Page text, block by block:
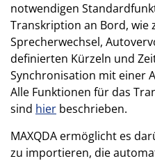
notwendigen
Transkription an Bord, wie
Sprecherwechsel,
definierten Kürzeln und
Synchronisation mit einer
Alle Funktionen für das
sind hier beschrieben.
MAXQDA ermöglicht es
zu importieren, die